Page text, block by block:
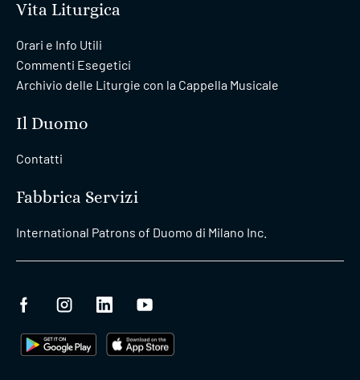
Vita Liturgica
Orari e Info Utili
Commenti Esegetici
Archivio delle Liturgie con la Cappella Musicale
Il Duomo
Contatti
Fabbrica Servizi
International Patrons of Duomo di Milano Inc.